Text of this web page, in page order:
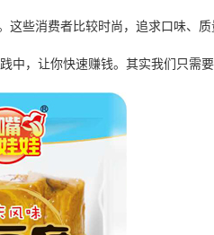
些消费者比较时尚，追求口味、
，让你快速赚钱。其实我们只需